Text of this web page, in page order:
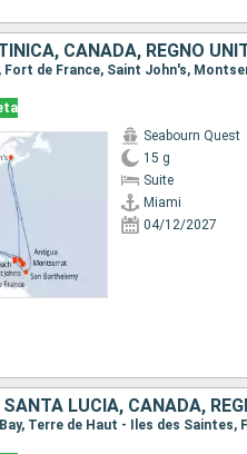
Seabourn Quest
15 g
Suite
Miami
04/12/2027